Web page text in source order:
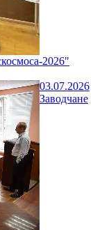
2026"
03.07.2026
Заводчане